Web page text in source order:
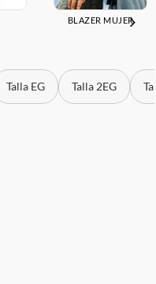
BLAZER MUJER
Talla EG Talla 2EG